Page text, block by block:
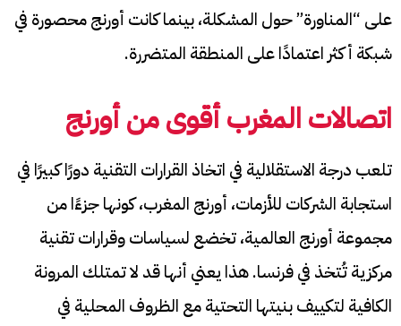
على “المناورة” حول المشكلة، بينما كانت أورنج محصورة في
شبكة أكثر اعتمادًا على المنطقة المتضررة.
اتصالات المغرب أقوى من أورنج
تلعب درجة الاستقلالية في اتخاذ القرارات التقنية دورًا كبيرًا في
استجابة الشركات للأزمات، أورنج المغرب، كونها جزءًا من
مجموعة أورنج العالمية، تخضع لسياسات وقرارات تقنية
مركزية تُتخذ في فرنسا. هذا يعني أنها قد لا تمتلك المرونة
الكافية لتكييف بنيتها التحتية مع الظروف المحلية في